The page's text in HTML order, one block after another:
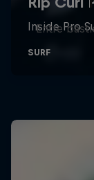
Entre